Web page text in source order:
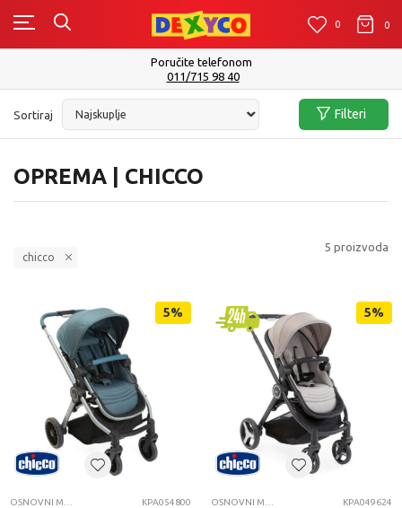
0 0 0
Poručite telefonom
011/715 98 40
OPREMA | CHICCO
Sortiraj Filteri
chicco
5 proizvoda
5%
KPA054800
5%
KPA049624